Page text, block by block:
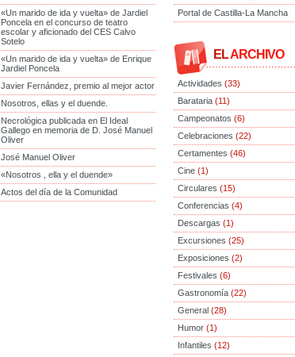
«Un marido de ida y vuelta» de Jardiel
Poncela en el concurso de teatro
escolar y aficionado del CES Calvo
Sotelo
«Un marido de ida y vuelta» de Enrique
Jardiel Poncela
Javier Fernández, premio al mejor actor
Nosotros, ellas y el duende.
Necrológica publicada en El Ideal
Gallego en memoria de D. José Manuel
Oliver
José Manuel Oliver
«Nosotros , ella y el duende»
Actos del día de la Comunidad
Portal de Castilla-La Mancha
ELARCHIVO
Actividades (33)
Barataria (11)
Campeonatos (6)
Celebraciones (22)
Certamentes (46)
Cine (1)
Circulares (15)
Conferencias (4)
Descargas (1)
Excursiones (25)
Exposiciones (2)
Festivales (6)
Gastronomía (22)
General (28)
Humor (1)
Infantiles (12)